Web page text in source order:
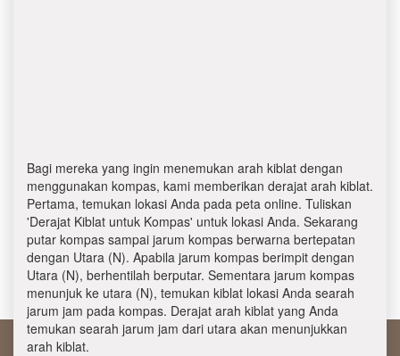
Bagi mereka yang ingin menemukan arah kiblat dengan
menggunakan kompas, kami memberikan derajat arah kiblat.
Pertama, temukan lokasi Anda pada peta online. Tuliskan
'Derajat Kiblat untuk Kompas' untuk lokasi Anda. Sekarang
putar kompas sampai jarum kompas berwarna bertepatan
dengan Utara (N). Apabila jarum kompas berimpit dengan
Utara (N), berhentilah berputar. Sementara jarum kompas
menunjuk ke utara (N), temukan kiblat lokasi Anda searah
jarum jam pada kompas. Derajat arah kiblat yang Anda
temukan searah jarum jam dari utara akan menunjukkan
arah kiblat.